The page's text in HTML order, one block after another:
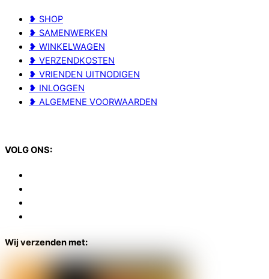
❥ SHOP
❥ SAMENWERKEN
❥ WINKELWAGEN
❥ VERZENDKOSTEN
❥ VRIENDEN UITNODIGEN
❥ INLOGGEN
❥ ALGEMENE VOORWAARDEN
VOLG ONS:
Wij verzenden met: